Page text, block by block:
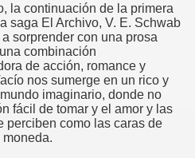
la continuación de la primera
saga El Archivo, V. E. Schwab
sorprender con una prosa
combinación
de acción, romance y
nos sumerge en un rico y
imaginario, donde no
fácil de tomar y el amor y las
perciben como las caras de
moneda.